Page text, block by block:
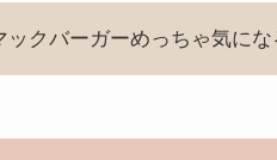
クバーガーめっちゃ気にな